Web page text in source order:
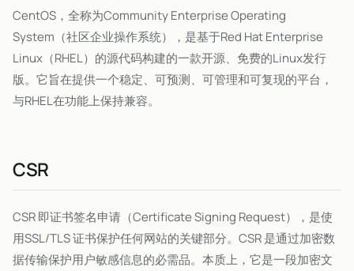
CentOS，全称为Community Enterprise Operating
System（社区企业操作系统），是基于Red Hat Enterprise
Linux（RHEL）的源代码构建的一款开源、免费的Linux发行
版。它旨在提供一个稳定、可预测、可管理和可复现的平台，
与RHEL在功能上保持兼容。
CSR
CSR 即证书签名申请（Certificate Signing Request），是使
用SSL/TLS 证书保护任何网站的关键部分。CSR 是通过加密数
据传输保护用户敏感信息的必需品。本质上，它是一段加密文